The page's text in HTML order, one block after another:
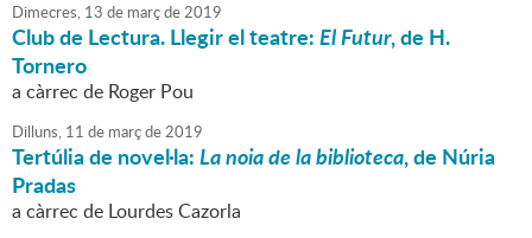
Dimecres, 13 de marçde2019
Club de Lectura. Llegir el teatre:El Futur, de H.
Tornero
a càrrec de Roger Pou
Dilluns, 11 de marçde2019
Tertúlia de novel·la:La noia de la biblioteca, de Núria
Pradas
a càrrec de Lourdes Cazorla